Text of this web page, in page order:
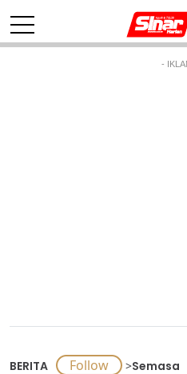
-
BERITA >Semasa